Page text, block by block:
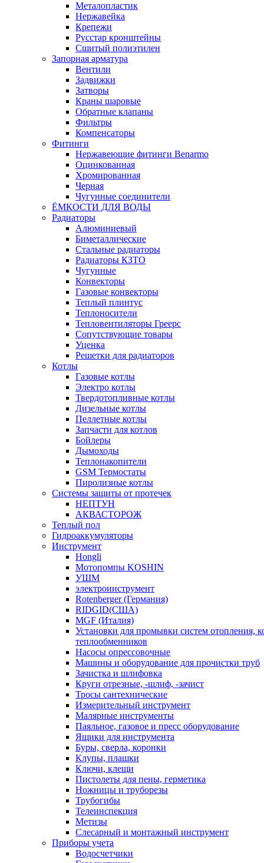
Металопластик
Нержавейка
Крепежи
Русстар кронштейны
Сшитый полиэтилен
Запорная арматура
Вентили
Задвижки
Затворы
Краны шаровые
Обратные клапаны
Фильтры
Компенсаторы
Фитинги
Нержавеющие фитинги Benarmo
Оцинкованная
Хромированная
Черная
Чугунные соединители
ЁМКОСТИ ДЛЯ ВОДЫ
Радиаторы
Алюминиевый
Биметаллические
Стальные радиаторы
Радиаторы КЗТО
Чугунные
Конвекторы
Газовые конвекторы
Теплый плинтус
Теплоносители
Тепловентиляторы Греерс
Сопутствующие товары
Уценка
Решетки для радиаторов
Котлы
Газовые котлы
Электро котлы
Твердотопливные котлы
Дизельные котлы
Пеллетные котлы
Запчасти для котлов
Бойлеры
Дымоходы
Теплонакопители
GSM Термостаты
Пиролизные котлы
Системы защиты от протечек
НЕПТУН
АКВАСТОРОЖ
Теплый пол
Гидроаккумуляторы
Инструмент
Hongli
Мотопомпы KOSHIN
УШМ
электроинструмент
Rotenberger (Германия)
RIDGID(США)
MGF (Италия)
Установки для промывки систем отопления,
теплообменников
Насосы опрессовочные
Машины и оборудование для прочистки труб
Зачистка и шлифовка
Круги отрезные, -шлиф, -зачист
Тросы сантехнические
Измерительный инструмент
Малярные инструменты
Паяльное, газовое и пресс оборудование
Ящики для инструмента
Буры, сверла, коронки
Клупы, плашки
Ключи, клещи
Пистолеты для пены, герметика
Ножницы и труборезы
Трубогибы
Телеинспекция
Метизы
Слесарный и монтажный инструмент
Приборы учета
Водосчетчики